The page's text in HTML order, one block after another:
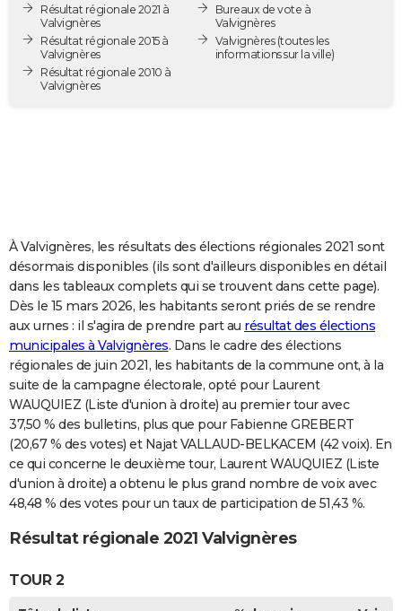
Destinations
City break
Voyage nature
Voyage de noces
Forum
PHOTO
GUIDES D'ACHAT
BONS PLANS
COPAINS D'AVANT
S'inscrire
Se connecter
Lycées
Collèges
Primaires
Universités
Entreprises
Service militaire
Avis de recherche
FORUM
Bricolage
Lifestyle
Culture
Sport
Auto
Television
Voyage
Cinema
Résultat régionale 2021 à
Valvignères
Résultat régionale 2015 à
Valvignères
Résultat régionale 2010 à
Valvignères
Bureaux de vote à
Valvignères
Valvignères(toutes les
informations sur la ville)
À Valvignères, les résultats des élections régionales 2021 sont
désormais disponibles (ils sont d'ailleurs disponibles en détail
dans les tableaux complets qui se trouvent dans cette page).
Dès le 15 mars 2026, les habitants seront priés de se rendre
aux urnes : il s'agira de prendre part au résultat des élections
municipales à Valvignères. Dans le cadre des élections
régionales de juin 2021, les habitants de la commune ont, à la
suite de la campagne électorale, opté pour Laurent
WAUQUIEZ (Liste d'union à droite) au premier tour avec
37,50 % des bulletins, plus que pour Fabienne GREBERT
(20,67 % des votes) et Najat VALLAUD-BELKACEM (42 voix). En
ce qui concerne le deuxième tour, Laurent WAUQUIEZ (Liste
d'union à droite) a obtenu le plus grand nombre de voix avec
48,48 % des votes pour un taux de participation de 51,43 %.
Résultat régionale 2021 Valvignères
TOUR 2